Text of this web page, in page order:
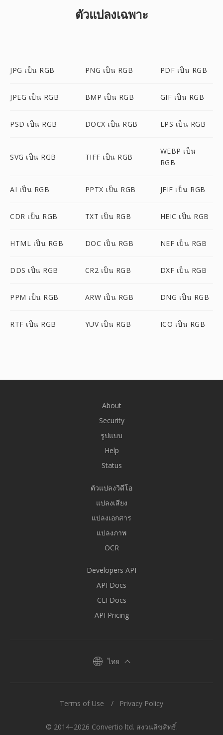
ตัวแปลงเฉพาะ
JPG เป็น RGB PNG เป็น RGB PDF เป็น RGB
JPEG เป็น RGB BMP เป็น RGB GIF เป็น RGB
PSD เป็น RGB DOCX เป็น RGB EPS เป็น RGB
SVG เป็น RGB TIFF เป็น RGB
WEBP เป็น
RGB
AI เป็น RGB PPTX เป็น RGB JFIF เป็น RGB
CDR เป็น RGB TXT เป็น RGB HEIC เป็น RGB
HTML เป็น RGB DOC เป็น RGB NEF เป็น RGB
DDS เป็น RGB CR2 เป็น RGB DXF เป็น RGB
PPM เป็น RGB ARW เป็น RGB DNG เป็น RGB
RTF เป็น RGB YUV เป็น RGB ICO เป็น RGB
About
Security
รูปแบบ
Help
Status
ตัวแปลงวิดีโอ
แปลงเสียง
แปลงเอกสาร
แปลงภาพ
OCR
Developers API
API Docs
CLI Docs
API Pricing
ไทย
© 2014–2026 Convertio ltd. สงวนลิขสิทธิ์.
Terms of Use Privacy Policy